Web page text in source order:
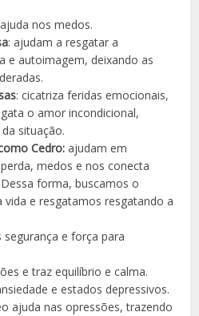
nos medos.
: ajudam a resgatar a
e autoimagem, deixando as
: cicatriza feridas emocionais,
o amor incondicional,
situação.
Cedro: ajudam em
medos e nos conecta
forma, buscamos o
vida e resgatamos resgatando a
e força para
e traz equilíbrio e calma.
e estados depressivos.
ajuda nas opressões, trazendo